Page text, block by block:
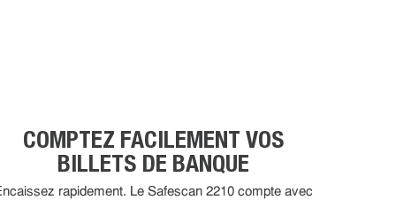
COMPTEZ FACILEMENT VOS
BILLETS DE BANQUE
rapidement. Le Safescan 2210 compte avec